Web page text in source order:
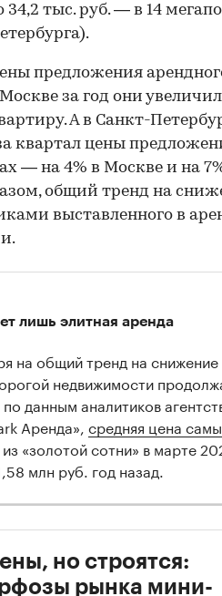
34,2 тыс. руб. — в 14
предложения
за год они
А в Санкт-
квартал цены
— на 4% в Москве и на
общий тренд на
выставленного в
лишь элитная аренда
на общий тренд на снижение
недвижимости
данным аналитиков
Аренда», средняя цена
из «золотой сотни» в марте
млн руб. год назад.
но строятся:
рынка мини-